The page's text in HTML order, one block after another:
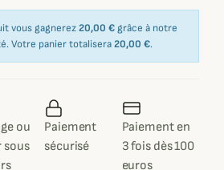
vous gagnerez20,00 € grâce à notre
Votre panier totalisera20,00 €.
ou
sous
Paiement
sécurisé
Paiement en
3 fois dès 100
euros